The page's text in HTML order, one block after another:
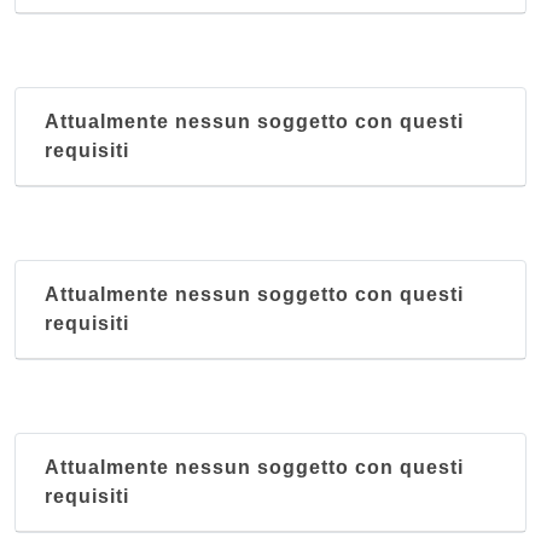
Attualmente nessun soggetto con questi
requisiti
Attualmente nessun soggetto con questi
requisiti
Attualmente nessun soggetto con questi
requisiti